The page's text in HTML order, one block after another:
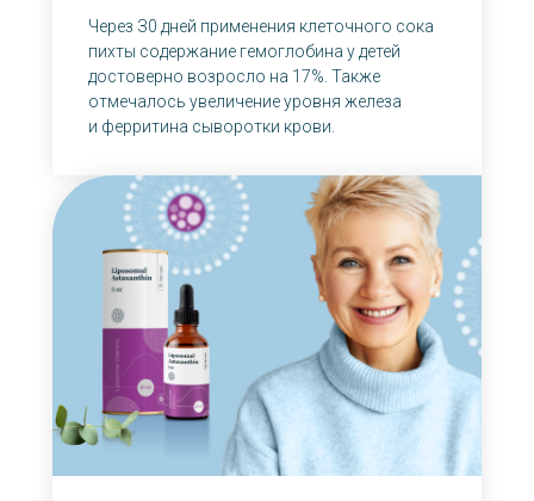
Через З0 дней применения клеточного сока
пихты содержание гемоглобина у детей
достоверно возросло на 17%. Также
отмечалось увеличение уровня железа
и ферритина сыворотки крови.